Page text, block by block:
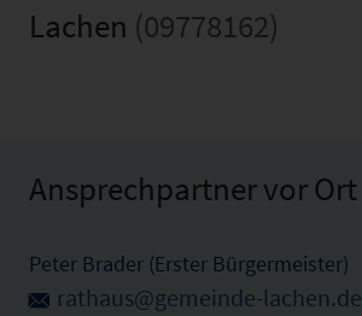
Lachen (09778162)
Ansprechpartner vor Ort
Peter Brader (Erster Bürgermeister)
rathaus@gemeinde-lachen.de